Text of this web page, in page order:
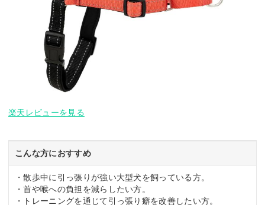
楽天レビューを見る
こんな方におすすめ
・散歩中に引っ張りが強い大型犬を飼っている方。
・首や喉への負担を減らしたい方。
・トレーニングを通じて引っ張り癖を改善したい方。